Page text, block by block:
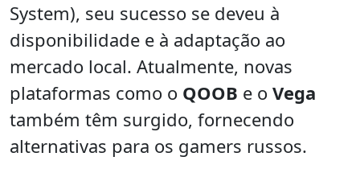
System), seu sucesso se deveu à
disponibilidade e à adaptação ao
mercado local. Atualmente, novas
plataformas como o QOOB e o Vega
também têm surgido, fornecendo
alternativas para os gamers russos.